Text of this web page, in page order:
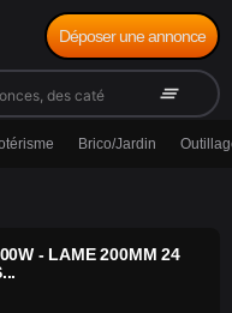
clear_all
Déposer une annonce
Brico/Jardin
- LAME 200MM 24